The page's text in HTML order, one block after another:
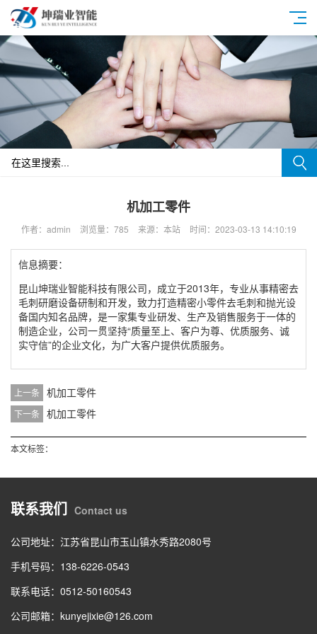
机加工零件
作者：admin 浏览量：785 来源：本站 时间：2023-03-13 14:10:19
信息摘要：
昆山坤瑞业智能科技有限公司，成立于2013年，专业从事精密去
毛刺研磨设备研制和开发，致力打造精密小零件去毛刺和抛光设
备国内知名品牌，是一家集专业研发、生产及销售服务于一体的
制造企业，公司一贯坚持“质量至上、客户为尊、优质服务、诚
实守信”的企业文化，为广大客户提供优质服务。
上一条 机加工零件
下一条 机加工零件
本文标签：
联系我们 Contact us
公司地址：江苏省昆山市玉山镇水秀路2080号
手机号码：138-6226-0543
联系电话：0512-50160543
公司邮箱：kunyejixie@126.com